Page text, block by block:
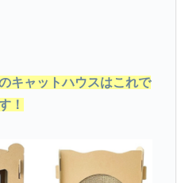
キャットハウスはこれで
！